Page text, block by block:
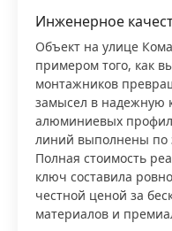
Инженерное
Объект на улице
примером того, как
монтажников
замысел в надежную
алюминиевых
линий выполнены по
Полная стоимость
ключ составила
честной ценой за
материалов и